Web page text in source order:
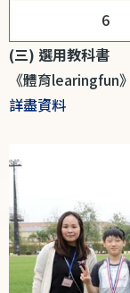
6
(三) 選用教科書
《體育learingfun
詳盡資料